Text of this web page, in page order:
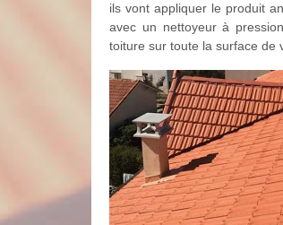
ils vont appliquer le produit
avec un nettoyeur à
toiture sur toute la surface de